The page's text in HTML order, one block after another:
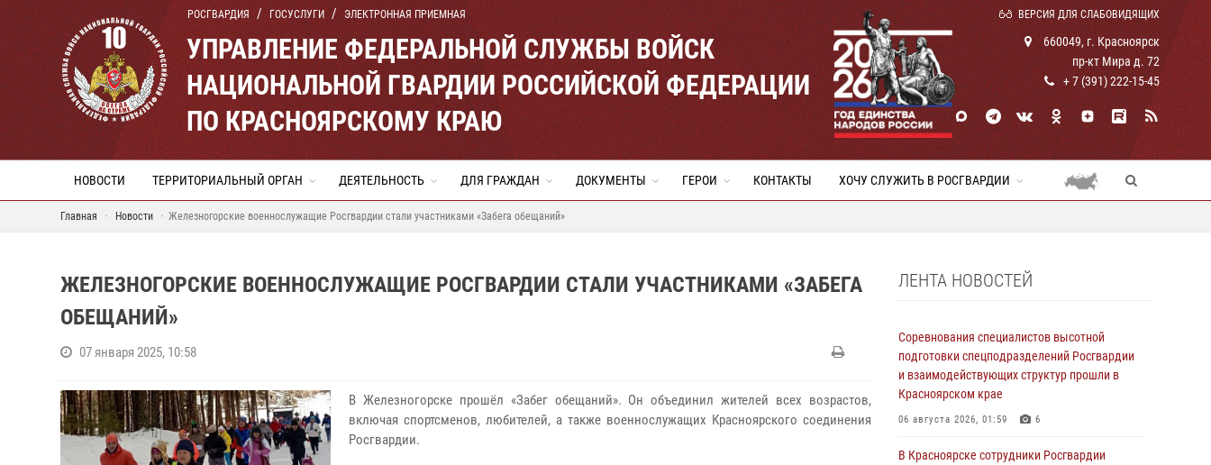
РОСГВАРДИЯ ГОСУСЛУГИ ЭЛЕКТРОННАЯ ПРИЕМНАЯ ВЕРСИЯ ДЛЯ СЛАБОВИДЯЩИХ
УПРАВЛЕНИЕ ФЕДЕРАЛЬНОЙ СЛУЖБЫ ВОЙСК
НАЦИОНАЛЬНОЙ ГВАРДИИ РОССИЙСКОЙ ФЕДЕРАЦИИ
ПО КРАСНОЯРСКОМУ КРАЮ
660049, г. Красноярск
пр-кт Мира д. 72
+ 7 (391) 222-15-45
НОВОСТИ ТЕРРИТОРИАЛЬНЫЙ ОРГАН ДЕЯТЕЛЬНОСТЬ ДЛЯ ГРАЖДАН ДОКУМЕНТЫ ГЕРОИ КОНТАКТЫ ХОЧУ СЛУЖИТЬ В РОСГВАРДИИ
Главная Новости Железногорские военнослужащие Росгвардии стали участниками «Забега обещаний»
ЖЕЛЕЗНОГОРСКИЕ ВОЕННОСЛУЖАЩИЕ РОСГВАРДИИ СТАЛИ УЧАСТНИКАМИ «ЗАБЕГА
ОБЕЩАНИЙ»
07 января 2025, 10:58
В Железногорске прошёл «Забег обещаний». Он объединил жителей всех возрастов,
включая спортсменов, любителей, а также военнослужащих Красноярского соединения
Росгвардии.
ЛЕНТА НОВОСТЕЙ
Соревнования специалистов высотной
подготовки спецподразделений Росгвардии
и взаимодействующих структур прошли в
Красноярском крае
06 августа 2026, 01:59 6
В Красноярске сотрудники Росгвардии